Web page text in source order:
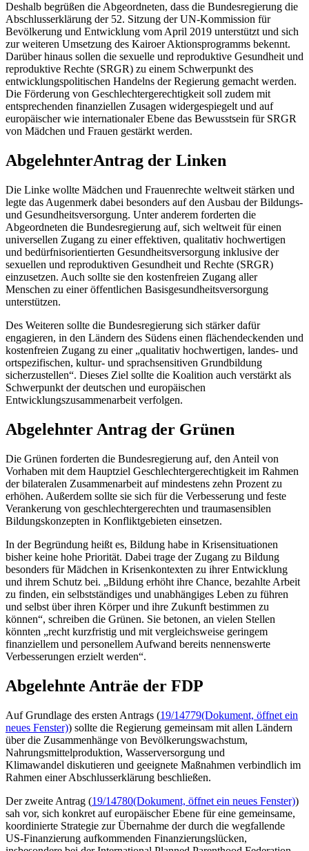
Deshalb begrüßen die Abgeordneten, dass die Bundesregierung die
Abschlusserklärung der 52. Sitzung der UN-Kommission für
Bevölkerung und Entwicklung vom April 2019 unterstützt und sich
zur weiteren Umsetzung des Kairoer Aktionsprogramms bekennt.
Darüber hinaus sollen die sexuelle und reproduktive Gesundheit und
reproduktive Rechte (SRGR) zu einem Schwerpunkt des
entwicklungspolitischen Handelns der Regierung gemacht werden.
Die Förderung von Geschlechtergerechtigkeit soll zudem mit
entsprechenden finanziellen Zusagen widergespiegelt und auf
europäischer wie internationaler Ebene das Bewusstsein für SRGR
von Mädchen und Frauen gestärkt werden.
AbgelehnterAntrag der Linken
Die Linke wollte Mädchen und Frauenrechte weltweit stärken und
legte das Augenmerk dabei besonders auf den Ausbau der Bildungs-
und Gesundheitsversorgung. Unter anderem forderten die
Abgeordneten die Bundesregierung auf, sich weltweit für einen
universellen Zugang zu einer effektiven, qualitativ hochwertigen
und bedürfnisorientierten Gesundheitsversorgung inklusive der
sexuellen und reproduktiven Gesundheit und Rechte (SRGR)
einzusetzen. Auch sollte sie den kostenfreien Zugang aller
Menschen zu einer öffentlichen Basisgesundheitsversorgung
unterstützen.
Des Weiteren sollte die Bundesregierung sich stärker dafür
engagieren, in den Ländern des Südens einen flächendeckenden und
kostenfreien Zugang zu einer „qualitativ hochwertigen, landes- und
ortspezifischen, kultur- und sprachsensitiven Grundbildung
sicherzustellen“. Dieses Ziel sollte die Koalition auch verstärkt als
Schwerpunkt der deutschen und europäischen
Entwicklungszusammenarbeit verfolgen.
Abgelehnter Antrag der Grünen
Die Grünen forderten die Bundesregierung auf, den Anteil von
Vorhaben mit dem Hauptziel Geschlechtergerechtigkeit im Rahmen
der bilateralen Zusammenarbeit auf mindestens zehn Prozent zu
erhöhen. Außerdem sollte sie sich für die Verbesserung und feste
Verankerung von geschlechtergerechten und traumasensiblen
Bildungskonzepten in Konfliktgebieten einsetzen.
In der Begründung heißt es, Bildung habe in Krisensituationen
bisher keine hohe Priorität. Dabei trage der Zugang zu Bildung
besonders für Mädchen in Krisenkontexten zu ihrer Entwicklung
und ihrem Schutz bei. „Bildung erhöht ihre Chance, bezahlte Arbeit
zu finden, ein selbstständiges und unabhängiges Leben zu führen
und selbst über ihren Körper und ihre Zukunft bestimmen zu
können“, schreiben die Grünen. Sie betonen, an vielen Stellen
könnten „recht kurzfristig und mit vergleichsweise geringem
finanziellem und personellem Aufwand bereits nennenswerte
Verbesserungen erzielt werden“.
Abgelehnte Anträe der FDP
Auf Grundlage des ersten Antrags (19/14779(Dokument, öffnet ein
neues Fenster)) sollte die Regierung gemeinsam mit allen Ländern
über die Zusammenhänge von Bevölkerungswachstum,
Nahrungsmittelproduktion, Wasserversorgung und
Klimawandel diskutieren und geeignete Maßnahmen verbindlich im
Rahmen einer Abschlusserklärung beschließen.
Der zweite Antrag (19/14780(Dokument, öffnet ein neues Fenster))
sah vor, sich konkret auf europäischer Ebene für eine gemeinsame,
koordinierte Strategie zur Übernahme der durch die wegfallende
US-Finanzierung aufkommenden Finanzierungslücken,